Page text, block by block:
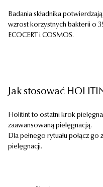
Badania składnika
wzrost korzystnych bakterii o
ECOCERT i COSMOS.
Jak stosować
Holitint to ostatni krok
zaawansowaną pielęgnacją.
Dla pełnego rytuału połącz
pielęgnacji.